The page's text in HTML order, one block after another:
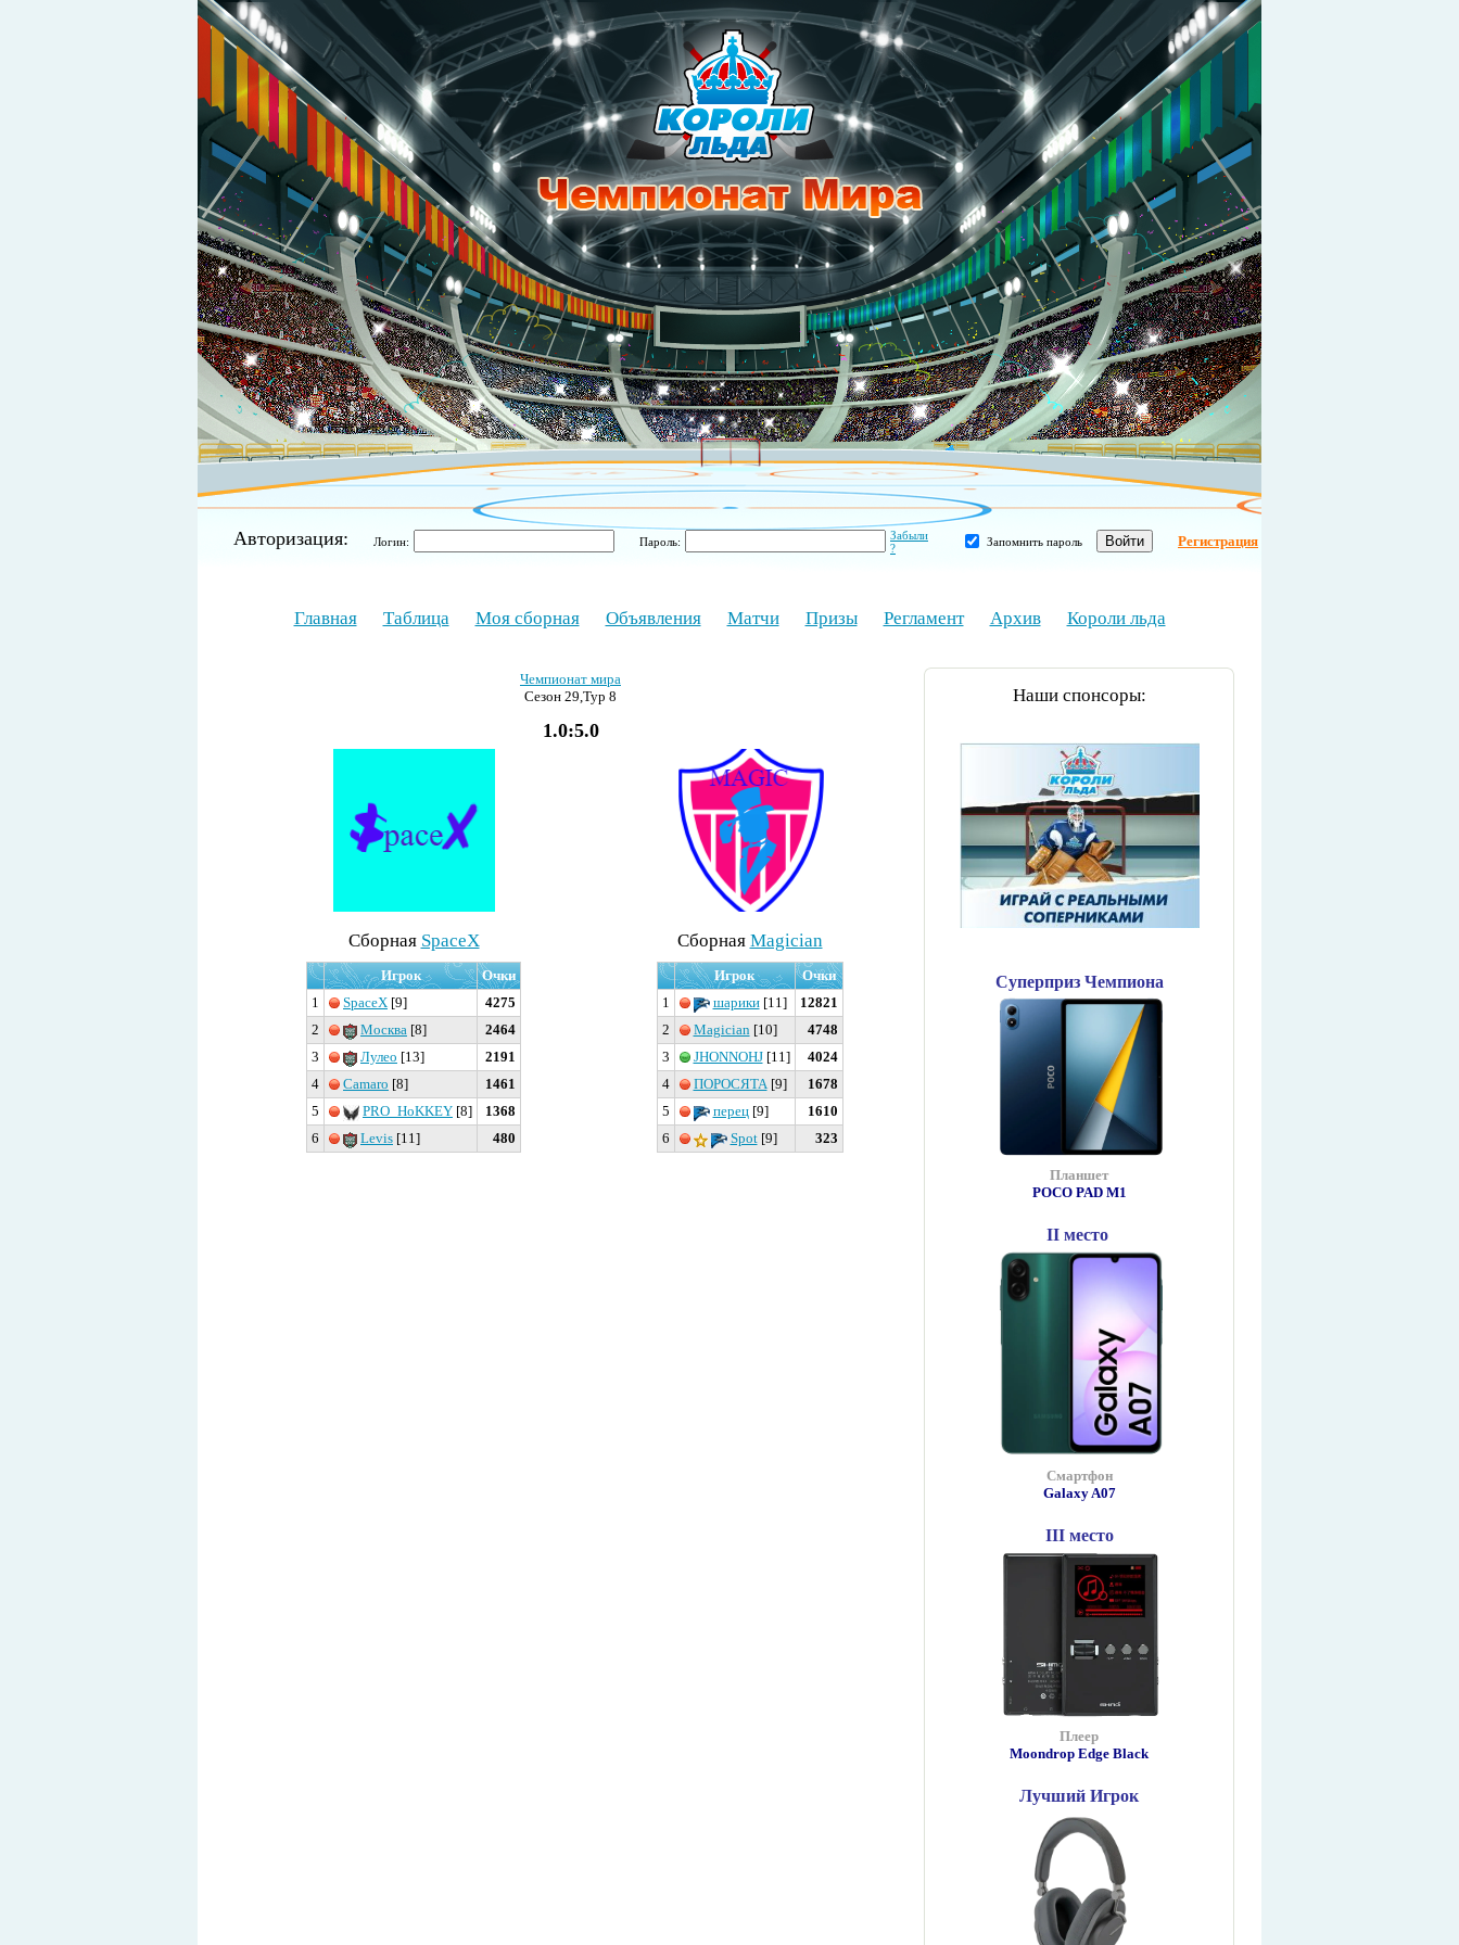
Авторизация: Логин: Пароль:
Забыли
?
Запомнить пароль Регистрация
Главная Таблица Моя сборная Объявления Матчи Призы Регламент Архив Короли льда
Чемпионат мира
Сезон 29,Тур 8
1.0:5.0
Cборная SpaceX
Игрок
Очки
1
SpaceX [9]
4275
2
Москва [8]
2464
3
Лулео [13]
2191
4
Camaro [8]
1461
5
PRO_HoKKEY [8]
1368
6
Levis [11] 480
Cборная Magician
Игрок
Очки
1
шарики[11]
12821
2
Magician[10]
4748
3
JHONNOHJ[11]
4024
4
ПОРОСЯТА[9]
1678
5
перец[9]
1610
6
Spot[9] 323
Наши спонсоры:
Суперприз Чемпиона
Планшет
POCO PAD М1
II место
Смартфон
Galaxy A07
III место
Плеер
Moondrop Edge Black
Лучший Игрок